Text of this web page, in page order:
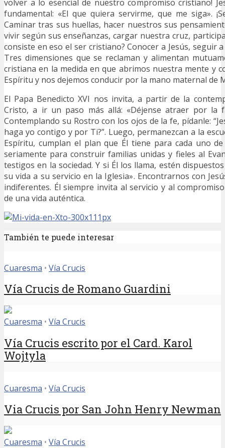
volver a lo esencial de nuestro compromiso cristiano!
fundamental: «El que quiera servirme, que me siga».
Caminar tras sus huellas, hacer nuestros sus
vivir según sus enseñanzas, cargar nuestra cruz,
consiste en eso el ser cristiano? Conocer a Jesús, seguir a
Tres dimensiones que se reclaman y alimentan
cristiana en la medida en que abrimos nuestra mente y
Espíritu y nos dejemos conducir por la mano maternal de
El Papa Benedicto XVI nos invita, a partir de la
Cristo, a ir un paso más allá: «Déjense atraer por la
Contemplando su Rostro con los ojos de la fe, pídanle:
haga yo contigo y por Ti?”. Luego, permanezcan a la
Espíritu, cumplan el plan que Él tiene para cada uno
seriamente para construir familias unidas y fieles al
testigos en la sociedad. Y si Él los llama, estén
su vida a su servicio en la Iglesia». Encontrarnos con
indiferentes. Él siempre invita al servicio y al
de una vida auténtica.
También te puede interesar
Cuaresma • Vía Crucis
Vía Crucis de Romano Guardini
Cuaresma • Vía Crucis
Vía Crucis escrito por el Card. Karol
Wojtyla
Cuaresma • Vía Crucis
Via Crucis por San John Henry Newman
Cuaresma • Vía Crucis